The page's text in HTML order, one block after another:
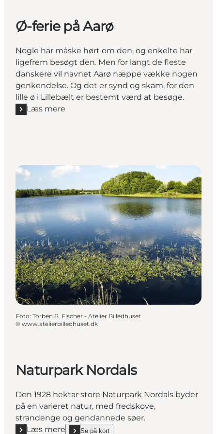
Ø-ferie på Aarø
Nogle har måske hørt om den, og enkelte har
ligefrem besøgt den. Men for langt de fleste
danskere vil navnet Aarø næppe vække nogen
genkendelse. Og det er synd og skam, for den
lille ø i Lillebælt er bestemt værd at besøge.
Læs mere
Læs mere "Ø-ferie på Aarø "
Foto: Torben B. Fischer - Atelier Billedhuset
© www.atelierbilledhuset.dk
Naturpark Nordals
Den 1928 hektar store Naturpark Nordals byder
på en varieret natur, med fredskove,
strandenge og gendannede søer.
Læs mere
Se på kort